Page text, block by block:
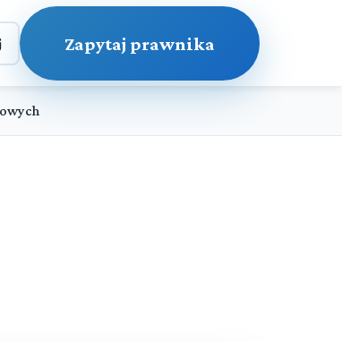
Zapytaj prawnika